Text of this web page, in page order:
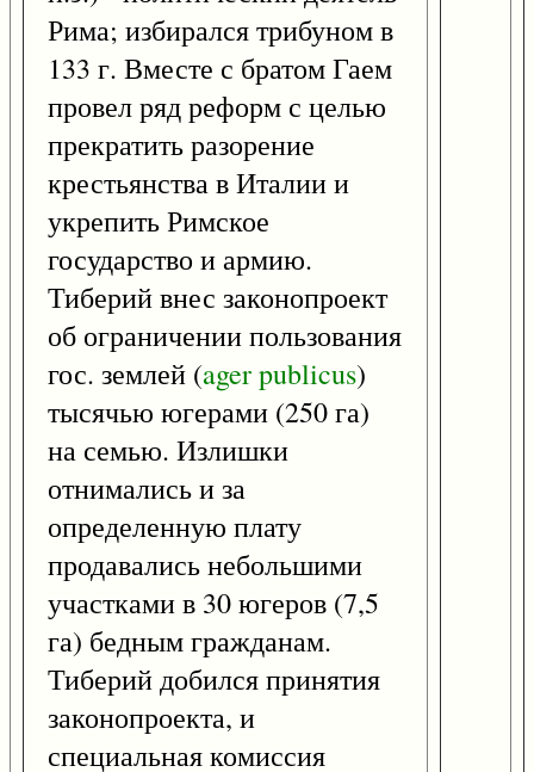
Рима; избирался трибуном в
133 г. Вместе с братом Гаем
провел ряд реформ с целью
прекратить разорение
крестьянства в Италии и
укрепить Римское
государство и армию.
Тиберий внес законопроект
об ограничении пользования
гос. землей (agerpublicus)
тысячью югерами (250 га)
на семью. Излишки
отнимались и за
определенную плату
продавались небольшими
участками в 30 югеров (7,5
га) бедным гражданам.
Тиберий добился принятия
законопроекта, и
специальная комиссия